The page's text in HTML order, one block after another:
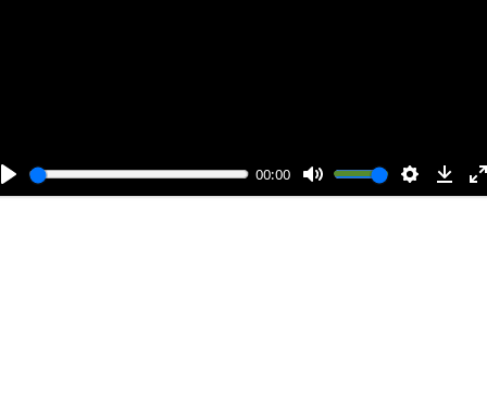
00:00